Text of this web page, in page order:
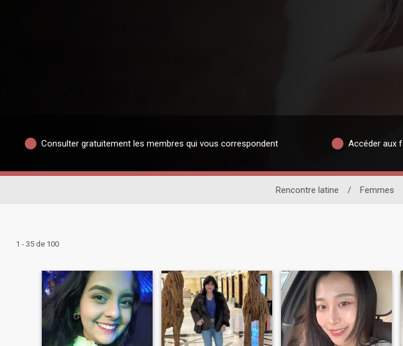
Consulter gratuitement les membres qui vous correspondent Accéder aux
Rencontre latine / Femmes
1 - 35 de 100